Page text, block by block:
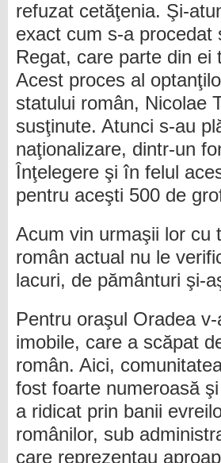
refuzat cetăţenia. Şi-
exact cum s-a procedat
Regat, care parte din ei
Acest proces al
statului român, Nicolae
susţinute. Atunci s-au
naţionalizare, dintr-un
Înţelegere şi în felul
pentru aceşti 500 de
Acum vin urmaşii lor cu
român actual nu le
lacuri, de pământuri şi-
Pentru oraşul Oradea
imobile, care a scăpat
român. Aici,
fost foarte numeroasă
a ridicat prin banii
românilor, sub
care reprezentau